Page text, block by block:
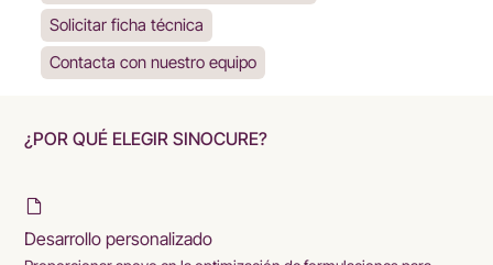
Solicitar ficha técnica
Contacta con nuestro equipo
¿POR QUÉ ELEGIR SINOCURE?
Desarrollo personalizado